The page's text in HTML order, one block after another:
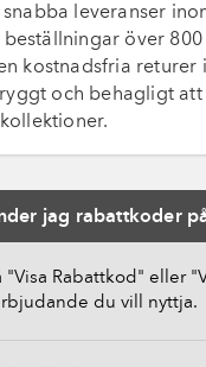
leveranser
över 800
kostnadsfria returer
och behagligt att
jag rabattkoder
"Visa Rabattkod" eller
du vill nyttja.